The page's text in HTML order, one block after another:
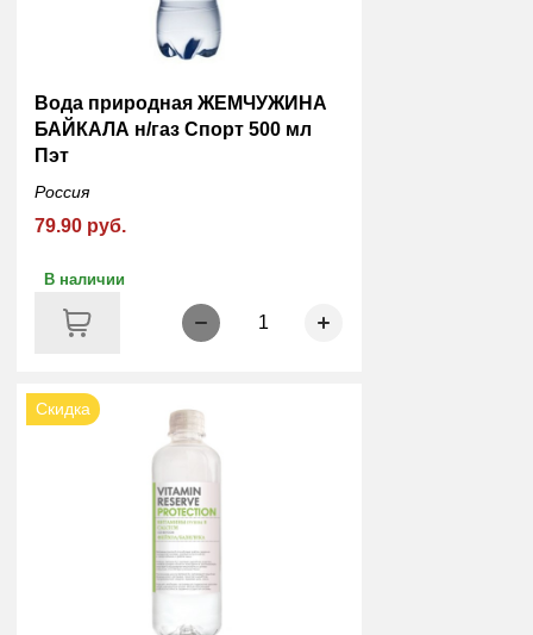
Вода природная ЖЕМЧУЖИНА
БАЙКАЛА н/газ Спорт 500 мл
Пэт
Россия
79.90 руб.
В наличии
1
Скидка